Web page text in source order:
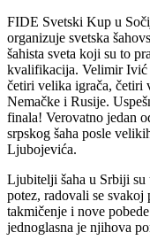
FIDE Svetski Kup u
organizuje svetska
šahista sveta koji su to
kvalifikacija. Velimir Ivić
četiri velika igrača, četiri
Nemačke i Rusije.
finala! Verovatno jedan
srpskog šaha posle
Ljubojevića.
Ljubitelji šaha u Srbiji
potez, radovali se
takmičenje i nove
jednoglasna je njihova